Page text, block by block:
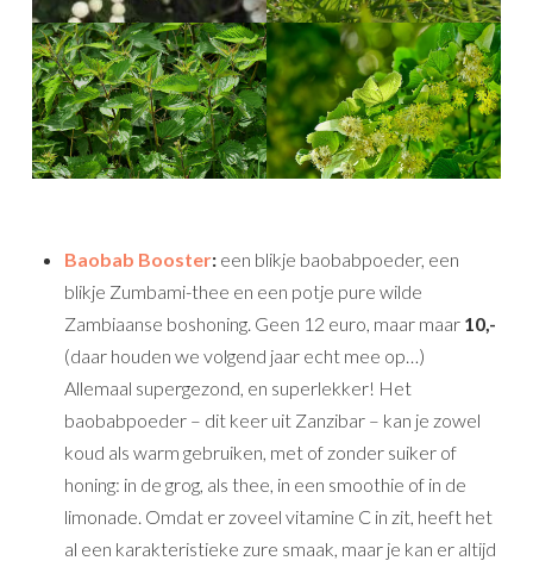
Baobab Booster: een blikje baobabpoeder, een
blikje Zumbami-thee en een potje pure wilde
Zambiaanse boshoning. Geen 12 euro, maar maar 10,-
(daar houden we volgend jaar echt mee op…)
Allemaal supergezond, en superlekker! Het
baobabpoeder – dit keer uit Zanzibar – kan je zowel
koud als warm gebruiken, met of zonder suiker of
honing: in de grog, als thee, in een smoothie of in de
limonade. Omdat er zoveel vitamine C in zit, heeft het
al een karakteristieke zure smaak, maar je kan er altijd